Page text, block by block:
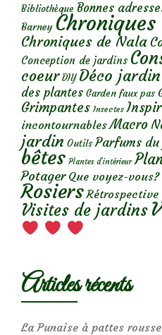
Bibliothèque Bonnes
Barney
Chroniques de Nala
Conception de jardins
coeur DIY Déco
des plantes Garden faux pas
Grimpantes Insectes
incontournables Macro
jardin Outils Parfums
bêtes Plantes d’intérieur
Potager Que voyez-vous?
Rosiers Rétrospective
Visites de jardins
Articles récents
La Punaise à pattes